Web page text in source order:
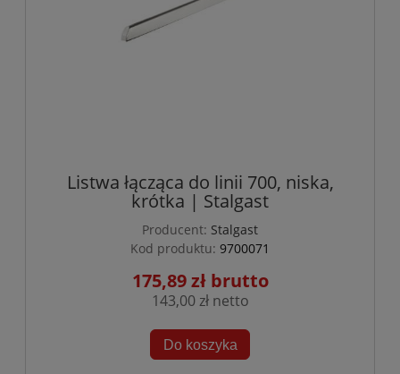
Listwa łącząca do linii 700, niska,
krótka | Stalgast
Producent: Stalgast
Kod produktu: 9700071
175,89 zł
143,00 zł
Do koszyka